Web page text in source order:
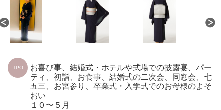
TPO
お喜び事、結婚式・ホテルや式場での披露宴、パー
ティ、初詣、お食事、結婚式の二次会、同窓会、七
五三、お宮参り、卒業式・入学式でのお母様のよそ
おい
１０〜５月